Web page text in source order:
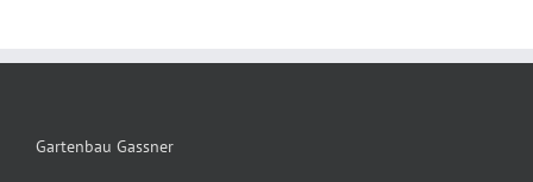
Gartenbau Gassner